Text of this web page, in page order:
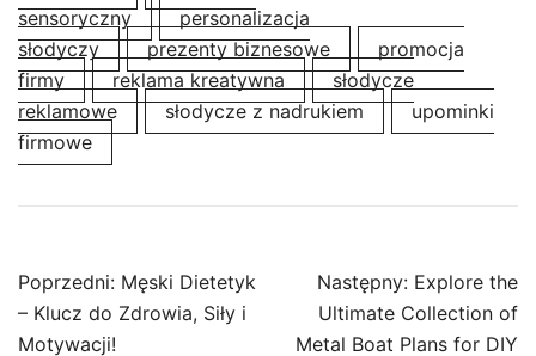
sensoryczny
personalizacja
słodyczy
prezenty biznesowe
promocja
firmy
reklama kreatywna
słodycze
reklamowe
słodycze z nadrukiem
upominki
firmowe
Nawigacja
wpisu
Poprzedni: Męski Dietetyk
– Klucz do Zdrowia, Siły i
Motywacji!
Następny: Explore the
Ultimate Collection of
Metal Boat Plans for DIY